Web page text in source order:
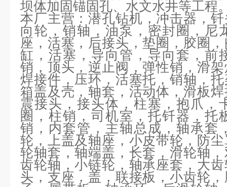
坝体加固锚固孔、水文水井等工程
本厂主营：潜孔钻机，冲击器，
向轮，销轴，油泵，密封圈，尼
座，活塞，后接头，垫圈，胶圈
缸，活塞，导向管，导向套，前
销，顶头，逆止阀，弹性销，滑
焊接件，压环，活塞托，销轴，
箱盖及壳，轴套，活动体，滑板
震接头，接头体，柱塞，抱爪，
圈，柱销，司机室，托钎器，托
销，内套管，主轴总成，轴承套
轮，上盖及轴座，小皮带轮，防
轮轴套，轴端盖，长套，滑轮轴
齿轮轴，小链轮，轴承座套，大
头，支座，盖，联接板，小齿轮